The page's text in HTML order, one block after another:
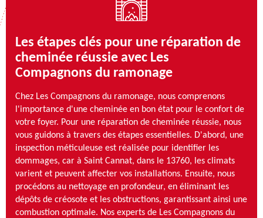
Les étapes clés pour une réparation de
cheminée réussie avec Les
Compagnons du ramonage
Chez Les Compagnons du ramonage, nous comprenons
l'importance d'une cheminée en bon état pour le confort de
votre foyer. Pour une réparation de cheminée réussie, nous
vous guidons à travers des étapes essentielles. D'abord, une
inspection méticuleuse est réalisée pour identifier les
dommages, car à Saint Cannat, dans le 13760, les climats
varient et peuvent affecter vos installations. Ensuite, nous
procédons au nettoyage en profondeur, en éliminant les
dépôts de créosote et les obstructions, garantissant ainsi une
combustion optimale. Nos experts de Les Compagnons du